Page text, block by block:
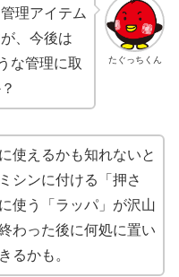
たぐっちくん
理アイテム
、今後は
な管理に取
に使えるかも知れないと
シンに付ける「押さ
使う「ラッパ」が沢山
わった後に何処に置い
るかも。